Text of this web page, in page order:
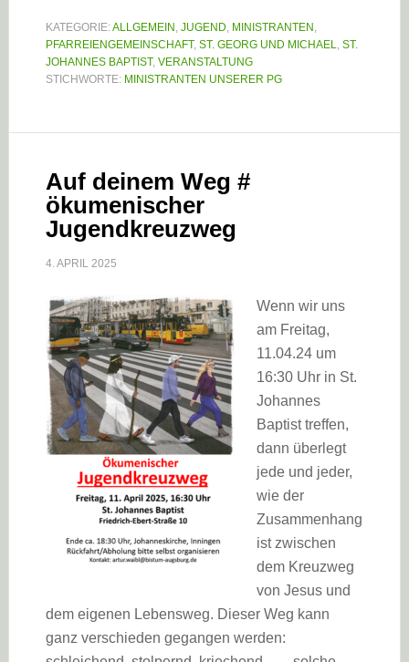
KATEGORIE:ALLGEMEIN , JUGEND, MINISTRANTEN ,
PFARREIENGEMEINSCHAFT, ST. GEORG UND MICHAEL, ST.
JOHANNES BAPTIST, VERANSTALTUNG
STICHWORTE: MINISTRANTEN UNSERER PG
Auf deinem Weg #
ökumenischer
Jugendkreuzweg
4. APRIL 2025
Wenn wir uns
am Freitag,
11.04.24 um
16:30 Uhr in St.
Johannes
Baptist treffen,
dann überlegt
jede und jeder,
wie der
Zusammenhang
ist zwischen
dem Kreuzweg
von Jesus und
dem eigenen Lebensweg. Dieser Weg kann
ganz verschieden gegangen werden: